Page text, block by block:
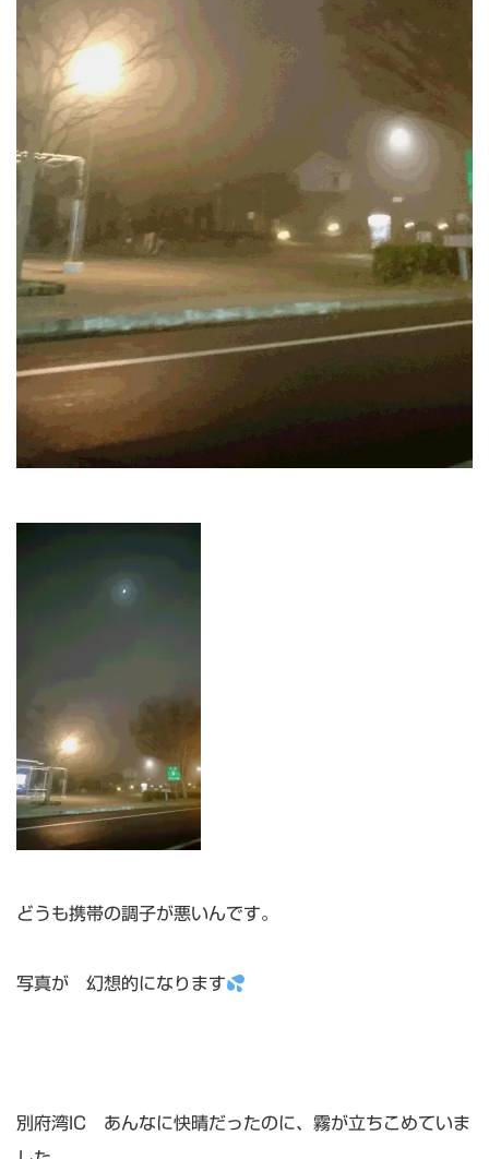
どうも携帯の調子が悪いんです。
写真が 幻想的になります
別府湾IC あんなに快晴だったのに、霧が立ちこめていま